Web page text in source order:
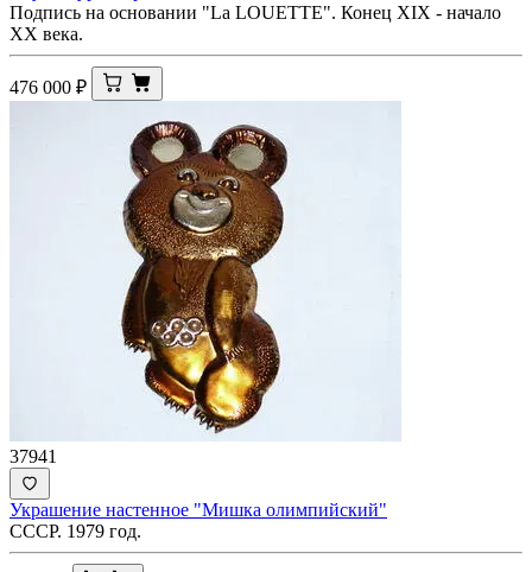
Подпись на основании "La LOUETTE". Конец XIX - начало
ХХ века.
476 000 ₽
37941
Украшение настенное "Мишка олимпийский"
СССР. 1979 год.